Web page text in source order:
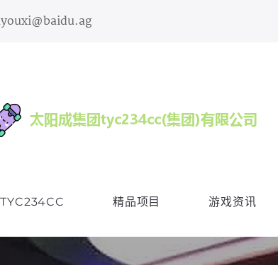
精品项目 游戏资讯